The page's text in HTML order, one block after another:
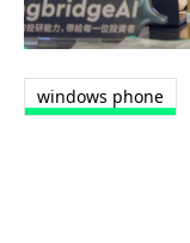
windows phone